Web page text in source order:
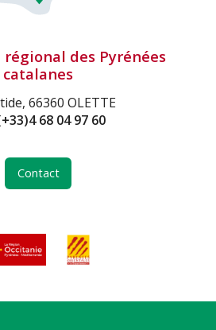
des Pyrénées
catalanes
66360 OLETTE
68 04 97 60
Contact